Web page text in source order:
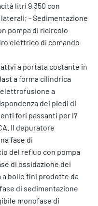
litri 9.350 con
- Sedimentazione
pompa di ricircolo
elettrico di comando
a portata costante in
a forma cilindrica
a
dei piedi di
fori passanti per l?
Il depuratore
fase di
del refluo con pompa
di ossidazione dei
bolle fini prodotte da
di sedimentazione
monofase di